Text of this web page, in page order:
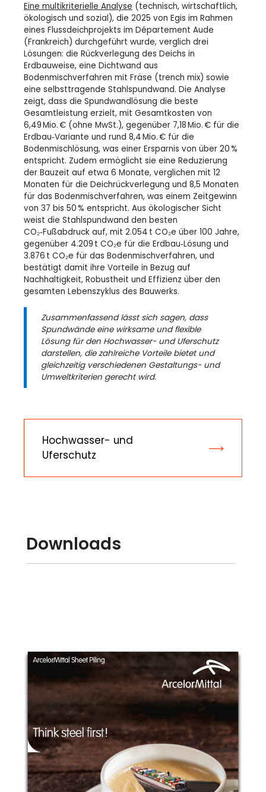
Eine multikriterielle Analyse (technisch, wirtschaftlich,
ökologisch und sozial), die 2025 von Egis im Rahmen
eines Flussdeichprojekts im Département Aude
(Frankreich) durchgeführt wurde, verglich drei
Lösungen: die Rückverlegung des Deichs in
Erdbauweise, eine Dichtwand aus
Bodenmischverfahren mit Fräse (trench mix) sowie
eine selbsttragende Stahlspundwand. Die Analyse
zeigt, dass die Spundwandlösung die beste
Gesamtleistung erzielt, mit Gesamtkosten von
6,49 Mio. € (ohne MwSt.), gegenüber 7,18 Mio. € für die
Erdbau‑Variante und rund 8,4 Mio. € für die
Bodenmischlösung, was einer Ersparnis von über 20 %
entspricht. Zudem ermöglicht sie eine Reduzierung
der Bauzeit auf etwa 6 Monate, verglichen mit 12
Monaten für die Deichrückverlegung und 8,5 Monaten
für das Bodenmischverfahren, was einem Zeitgewinn
von 37 bis 50 % entspricht. Aus ökologischer Sicht
weist die Stahlspundwand den besten
CO₂‑Fußabdruck auf, mit 2.054 t CO₂e über 100 Jahre,
gegenüber 4.209 t CO₂e für die Erdbau‑Lösung und
3.876 t CO₂e für das Bodenmischverfahren, und
bestätigt damit ihre Vorteile in Bezug auf
Nachhaltigkeit, Robustheit und Effizienz über den
gesamten Lebenszyklus des Bauwerks.
Zusammenfassend lässt sich sagen, dass
Spundwände eine wirksame und flexible
Lösung für den Hochwasser- und Uferschutz
darstellen, die zahlreiche Vorteile bietet und
gleichzeitig verschiedenen Gestaltungs- und
Umweltkriterien gerecht wird.
Hochwasser- und
Uferschutz
Downloads